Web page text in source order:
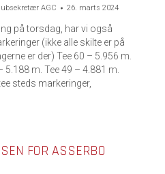
AGC 26. marts 2024
på torsdag, har vi også
(ikke alle skilte er på
er der) Tee 60 – 5.956 m.
5.188 m. Tee 49 – 4.881 m.
steds markeringer,
FOR ASSERBO